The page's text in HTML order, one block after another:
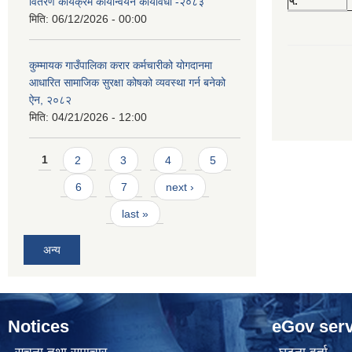
मिति: 06/12/2026 - 00:00
कुम्मायक गाउँपालिका करार कर्मचारीको योगदानमा
आधारित सामाजिक सुरक्षा कोषको व्यवस्था गर्न बनेको
ऐन, २०८२
मिति: 04/21/2026 - 12:00
Pages
1 2 3 4 5
6 7 next ›
last »
अन्य
Notices eGov